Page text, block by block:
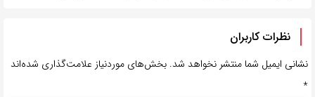
نظرات کاربران
نشانی ایمیل شما منتشر نخواهد شد. بخش‌های موردنیاز علامت‌گذاری شده‌اند
*